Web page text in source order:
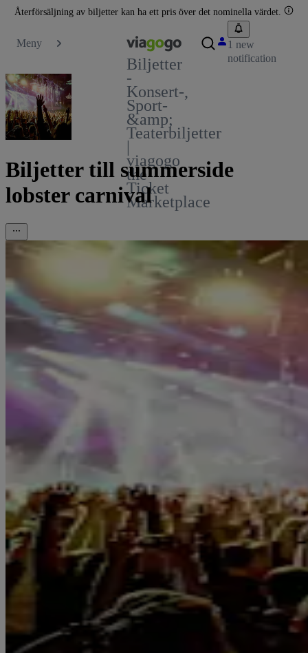
Återförsäljning av biljetter kan ha ett pris över det nominella värdet.
Meny
Biljetter
-
Konsert-,
Sport-
&amp;
Teaterbiljetter
|
viagogo
the
Ticket
Marketplace
1 new
notification
Biljetter till summerside
lobster carnival